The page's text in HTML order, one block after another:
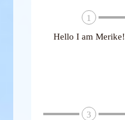
1
Hello I am Merike!
3